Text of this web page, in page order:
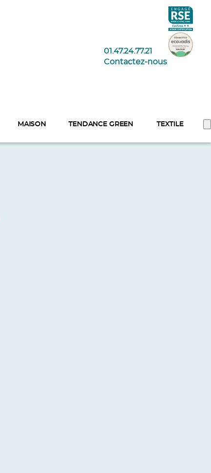
01.47.24.77.21
Contactez-nous
MAISON TENDANCE GREEN TEXTILE